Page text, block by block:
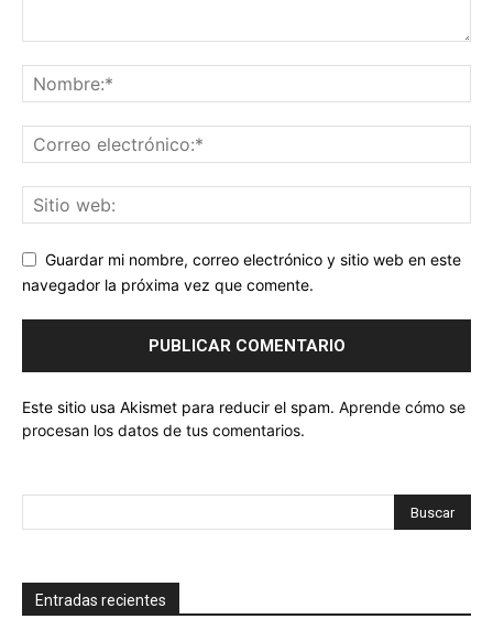
Guardar mi nombre, correo electrónico y sitio web en este
navegador la próxima vez que comente.
Este sitio usa Akismet para reducir el spam. Aprende cómo se
procesan los datos de tus comentarios.
Entradas recientes